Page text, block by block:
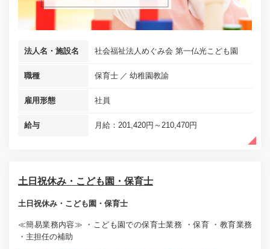
法人名・施設名 社会福祉法人めぐみ会 第一仏光こども園
職種 保育士 幼稚園教諭
雇用形態 社員
給与 月給：201,420円～210,470円
土日祝休み・こども園・保育士
土日祝休み・こども園・保育士
≪簡易業務内容≫ ・こども園での保育士業務 ・保育 ・教育業務
・主担任の補助